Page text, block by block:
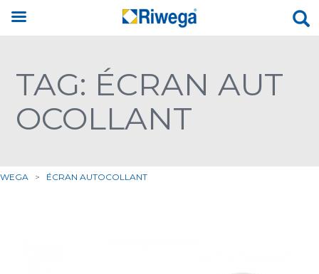
TAG: ÉCRAN AUT
OCOLLANT
> ÉCRAN AUTOCOLLANT